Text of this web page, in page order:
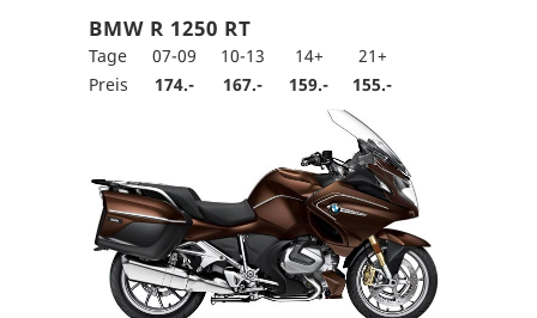
BMW R 1250 RT
Tage 07-09 10-13 14+
21+
Preis
174.- 167.- 159.- 155.-